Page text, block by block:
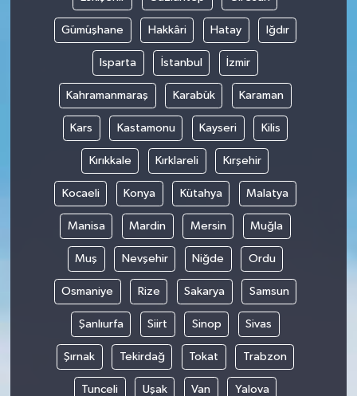
Gümüşhane Hakkâri Hatay Iğdır
Isparta İstanbul İzmir
Kahramanmaraş Karabük Karaman
Kars Kastamonu Kayseri Kilis
Kırıkkale Kırklareli Kırşehir
Kocaeli Konya Kütahya Malatya
Manisa Mardin Mersin Muğla
Muş Nevşehir Niğde Ordu
Osmaniye Rize Sakarya Samsun
Şanlıurfa Siirt Sinop Sivas
Şırnak Tekirdağ Tokat Trabzon
Tunceli Uşak Van Yalova